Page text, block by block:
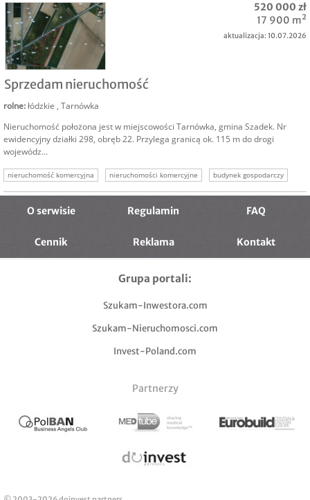
Sprzedam nieruchomość
rolne:łódzkie , Tarnówka
Nieruchomość położona jest w miejscowości Tarnówka, gmina Szadek. Nr
ewidencyjny działki 298, obręb 22. Przylega granicą ok. 115 m do drogi
wojewódz...
nieruchomość komercyjna nieruchomości komercyjne budynek gospodarczy
520 000 zł
17 900 m²
aktualizacja: 10.07.2026
O serwisie Regulamin FAQ
Cennik Reklama Kontakt
Grupa portali:
Szukam-Inwestora.com
Szukam-Nieruchomosci.com
Invest-Poland.com
Partnerzy